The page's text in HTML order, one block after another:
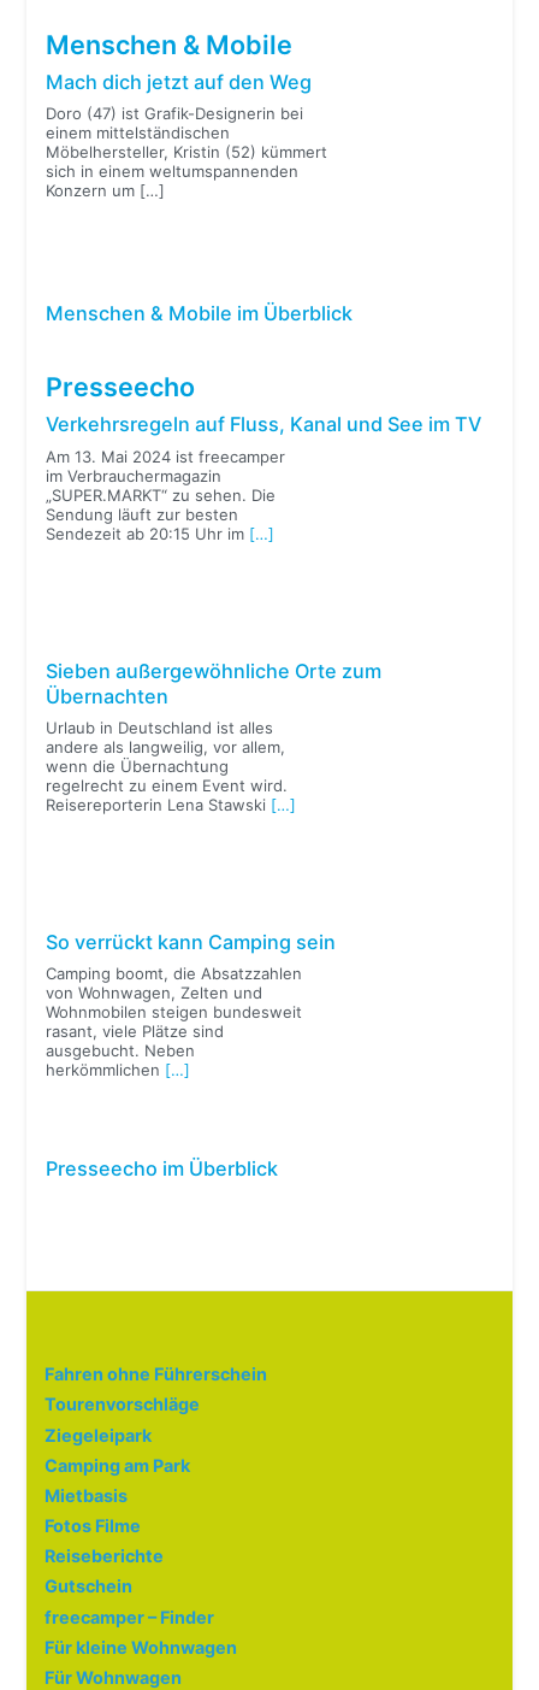
Menschen & Mobile
Mach dich jetzt auf den Weg
Doro (47) ist Grafik-Designerin bei
einem mittelständischen
Möbelhersteller, Kristin (52) kümmert
sich in einem weltumspannenden
Konzern um […]
Menschen & Mobile im Überblick
Presseecho
Verkehrsregeln auf Fluss, Kanal und See im TV
Am 13. Mai 2024 ist freecamper
im Verbrauchermagazin
„SUPER.MARKT“ zu sehen. Die
Sendung läuft zur besten
Sendezeit ab 20:15 Uhr im […]
Sieben außergewöhnliche Orte zum
Übernachten
Urlaub in Deutschland ist alles
andere als langweilig, vor allem,
wenn die Übernachtung
regelrecht zu einem Event wird.
Reisereporterin Lena Stawski […]
So verrückt kann Camping sein
Camping boomt, die Absatzzahlen
von Wohnwagen, Zelten und
Wohnmobilen steigen bundesweit
rasant, viele Plätze sind
ausgebucht. Neben
herkömmlichen […]
Presseecho im Überblick
Fahren ohne Führerschein
Tourenvorschläge
Ziegeleipark
Camping am Park
Mietbasis
Fotos Filme
Reiseberichte
Gutschein
freecamper – Finder
Für kleine Wohnwagen
Für Wohnwagen